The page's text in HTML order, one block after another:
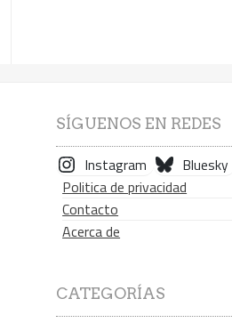
SÍGUENOS EN REDES
Instagram Bluesky
Politica de privacidad
Contacto
Acerca de
CATEGORÍAS